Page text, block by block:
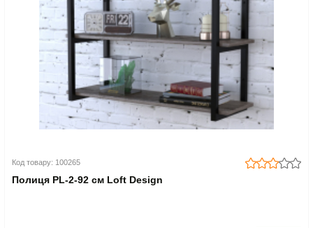
Код товару: 100265
Полиця PL-2-92 см Loft Design